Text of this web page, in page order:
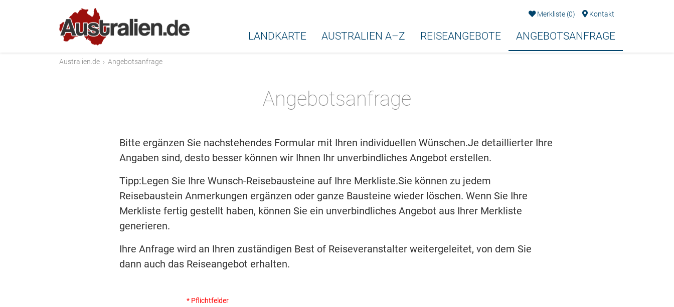
Merkliste (0) Kontakt
LANDKARTE AUSTRALIEN A–Z REISEANGEBOTE ANGEBOTSANFRAGE
Australien.de › Angebotsanfrage
Angebotsanfrage
Bitte ergänzen Sie nachstehendes Formular mit Ihren individuellen Wünschen.Je detaillierter Ihre
Angaben sind, desto besser können wir Ihnen Ihr unverbindliches Angebot erstellen.
Tipp:Legen Sie Ihre Wunsch-Reisebausteine auf Ihre Merkliste.Sie können zu jedem
Reisebaustein Anmerkungen ergänzen oder ganze Bausteine wieder löschen. Wenn Sie Ihre
Merkliste fertig gestellt haben, können Sie ein unverbindliches Angebot aus Ihrer Merkliste
generieren.
Ihre Anfrage wird an Ihren zuständigen Best of Reiseveranstalter weitergeleitet, von dem Sie
dann auch das Reiseangebot erhalten.
* Pflichtfelder